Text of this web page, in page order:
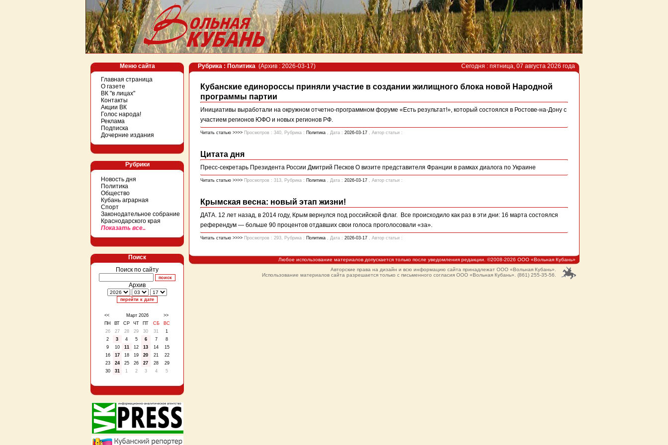
Меню сайта
Главная страница
О газете
ВК "в лицах"
Контакты
Акции ВК
Голос народа!
Реклама
Подписка
Дочерние издания
Рубрики
Новость дня
Политика
Общество
Кубань аграрная
Спорт
Законодательное собрание
Краснодарского края
Показать все..
Поиск
Поиск по сайту
Архив
<< Март 2026
>>
ПН
ВТ СР ЧТ ПТ СБ
ВС
26
27 28 29 30 31
1
2
3 4 5 6 7
8
9
10 11 12 13 14
15
16
17 18 19 20 21
22
23
24 25 26 27 28
29
30
31 1 2 3 4 5
Рубрика : Политика (Архив : 2026-03-17) Сегодня : пятница, 07 августа 2026 года
Кубанские единороссы приняли участие в создании жилищного блока новой Народной
программы партии
Инициативы выработали на окружном отчетно-программном форуме «Есть результат!», который состоялся в Ростове-на-Дону с
участием регионов ЮФО и новых регионов РФ.
Читать статью >>>> Просмотров : 340, Рубрика : Политика , Дата : 2026-03-17 , Автор статьи :
Цитата дня
Пресс-секретарь Президента России Дмитрий Песков О визите представителя Франции в рамках диалога по Украине
Читать статью >>>> Просмотров : 313, Рубрика : Политика , Дата : 2026-03-17 , Автор статьи :
Крымская весна: новый этап жизни!
ДАТА. 12 лет назад, в 2014 году, Крым вернулся под российской флаг. Все происходило как раз в эти дни: 16 марта состоялся
референдум — больше 90 процентов отдавших свои голоса проголосовали «за».
Читать статью >>>> Просмотров : 293, Рубрика : Политика , Дата : 2026-03-17 , Автор статьи :
Любое использование материалов допускается только после уведомления редакции. ©2008-2026 ООО «Вольная Кубань»
Авторские права на дизайн и всю информацию сайта принадлежат ООО «Вольная Кубань».
Использование материалов сайта разрешается только с письменного согласия ООО «Вольная Кубань». (861) 255-35-56.